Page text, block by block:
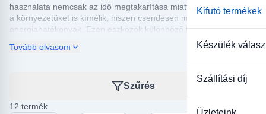
Kifutó termékek
Készülék
Szállítási díj
használata nemcsak az idő megtakarítása miatt előnyös, hanem
a környezetüket is kímélik, hiszen csendesen működnek és
energiahatékonyak. Ezen eszközök különböző funkciókkal
rendelkeznek, mint például az esőérzékelés vagy a
programozható ütemterv, amelyek segítségével személyre
A kínálatunkban elérhető robotfűnyírók számos márkát és modellt
képviselnek, így biztosan megtalálja az igényeinek
legmegfelelőbbet. Fontos szempont a vétel előtt a kert mérete, a
Tovább olvasom
Szűrés
12 termék